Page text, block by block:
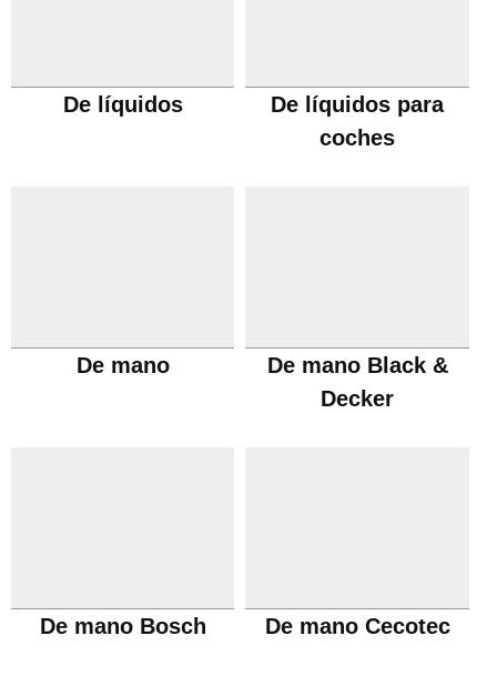
De líquidos
De líquidos para
coches
De mano
De mano Black &
Decker
De mano Bosch De mano Cecotec